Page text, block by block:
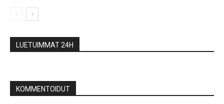
LUETUIMMAT 24H
KOMMENTOIDUT